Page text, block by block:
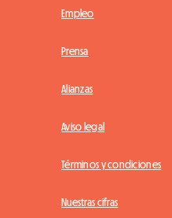
Empleo
Prensa
Alianzas
Aviso legal
Términos y condiciones
Nuestras cifras